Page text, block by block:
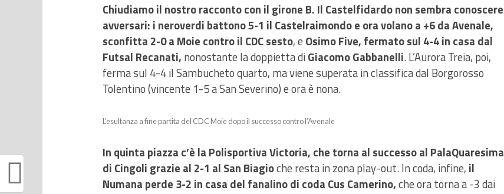
Chiudiamo il nostro racconto con il girone B. Il Castelfidardo non sembra conoscere
avversari: i neroverdi battono 5-1 il Castelraimondo e ora volano a +6 da Avenale,
sconfitta 2-0 a Moie contro il CDC sesto, e Osimo Five, fermato sul 4-4 in casa dal
Futsal Recanati, nonostante la doppietta diGiacomo Gabbanelli. L’Aurora Treia, poi,
ferma sul 4-4 il Sambucheto quarto, ma viene superata in classifica dal Borgorosso
Tolentino (vincente 1-5 a San Severino) e ora è nona.
L’esultanza a fine partita del CDC Moie dopo il successo contro l’Avenale
In quinta piazza c’è la Polisportiva Victoria, che torna al successo al PalaQuaresima
di Cingoli grazie al 2-1 al San Biagioche resta in zona play-out. In coda, infine, il
Numana perde 3-2 in casa del fanalino di coda Cus Camerino,che ora torna a -3 dai